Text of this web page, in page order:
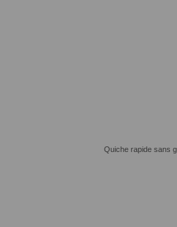
Quiche rapide sans